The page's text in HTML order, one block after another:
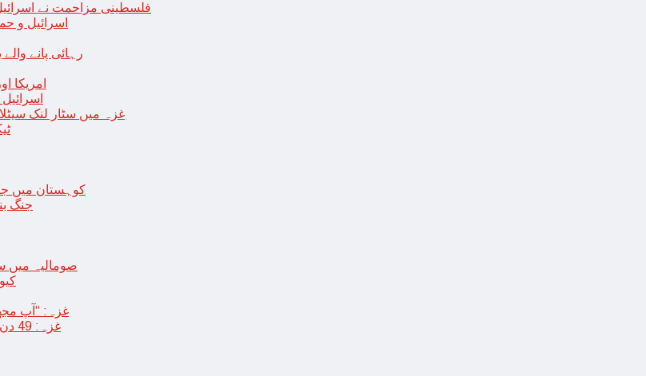
فلسطینی مزاحمت نے
اسرائیل و حماس جنگ بندی میں 2
رہائی پانے
امریکا
غزہ میں سٹار لنک
< > کوہستان
جنگ
صومالیہ میں سیلاب سے7 لاکھ افراد بے گھر،بڑے
غزہ: “آپ
غزہ: 49 دن اسرائیلی بمباری کے بعد عارضی جنگ بندی، فلسطینیوں کی اپنے گھر واپسی